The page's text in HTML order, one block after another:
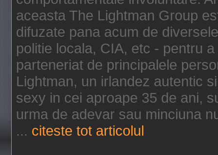
aceasta The Lightman Group
difuzate pana acum de
politie locala, CIA, etc - pentru
parteneriat de principalele
Lightman, un irlandez autentic
sexy in cei aproape 35 de ani,
urma de adevar sau minciuna
... citeste tot articolul